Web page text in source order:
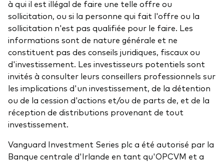
à qui il est illégal de faire une telle offre ou
sollicitation, ou si la personne qui fait l'offre ou la
sollicitation n'est pas qualifiée pour le faire. Les
informations sont de nature générale et ne
constituent pas des conseils juridiques, fiscaux ou
d'investissement. Les investisseurs potentiels sont
invités à consulter leurs conseillers professionnels sur
les implications d'un investissement, de la détention
ou de la cession d'actions et/ou de parts de, et de la
réception de distributions provenant de tout
investissement.
Vanguard Investment Series plc a été autorisé par la
Banque centrale d'Irlande en tant qu'OPCVM et a